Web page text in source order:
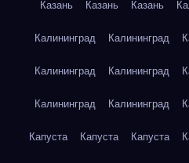
Казань Казань Казань
Калининград Калининград
Калининград Калининград
Калининград Калининград
Капуста Капуста Капуста